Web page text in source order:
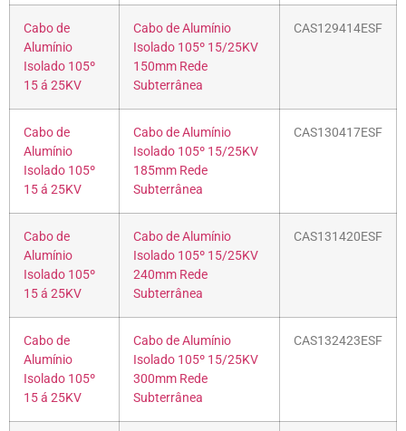
Cabo de
Alumínio
Isolado 105º
15 á 25KV
Cabo de Alumínio
Isolado 105º 15/25KV
150mm Rede
Subterrânea
CAS129414ESF
Cabo de
Alumínio
Isolado 105º
15 á 25KV
Cabo de Alumínio
Isolado 105º 15/25KV
185mm Rede
Subterrânea
CAS130417ESF
Cabo de
Alumínio
Isolado 105º
15 á 25KV
Cabo de Alumínio
Isolado 105º 15/25KV
240mm Rede
Subterrânea
CAS131420ESF
Cabo de
Alumínio
Isolado 105º
15 á 25KV
Cabo de Alumínio
Isolado 105º 15/25KV
300mm Rede
Subterrânea
CAS132423ESF